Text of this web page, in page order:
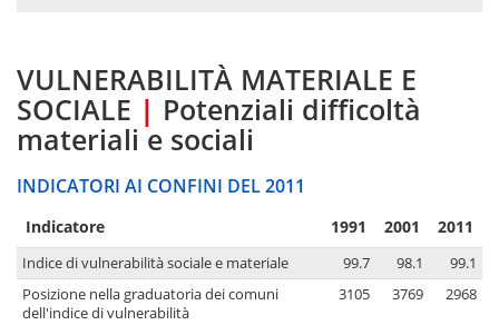
VULNERABILITÀ MATERIALE E
SOCIALE | Potenziali difficoltà
materiali e sociali
INDICATORI AI CONFINI DEL 2011
Indicatore 1991 2001 2011
Indice di vulnerabilità sociale e materiale 99.7 98.1
99.1
Posizione nella graduatoria dei comuni
dell'indice di vulnerabilità
3105 3769 2968